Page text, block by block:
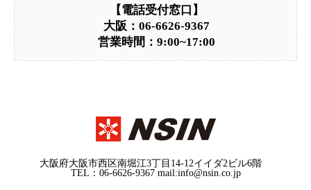
【電話受付窓口】
大阪：06-6626-9367
営業時間：9:00~17:00
大阪府大阪市西区南堀江3丁目14-12イイダ2ビル6階
TEL：06-6626-9367 mail:info@nsin.co.jp